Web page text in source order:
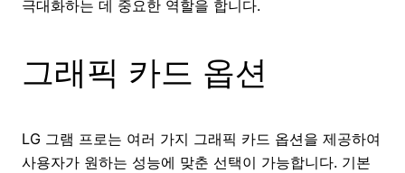
극대화하는 데 중요한 역할을 합니다.
그래픽 카드 옵션
LG 그램 프로는 여러 가지 그래픽 카드 옵션을 제공하여
사용자가 원하는 성능에 맞춘 선택이 가능합니다. 기본